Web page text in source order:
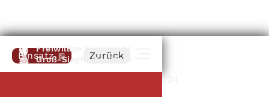
Freiwillige Feuerwehr
Groß-Siegharts-Stadt
Einsatz Zurück
2024